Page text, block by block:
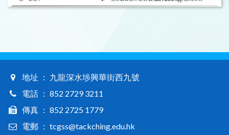
地址 ： 九龍深水埗興華街西九號
電話 ： 852 2729 3211
傳真 ： 852 2725 1779
電郵 ： tcgss@tackching.edu.hk